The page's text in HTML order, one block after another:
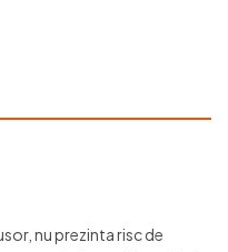
nu prezinta risc de